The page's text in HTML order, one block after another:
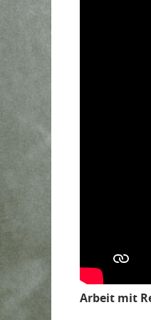
Arbeit mit